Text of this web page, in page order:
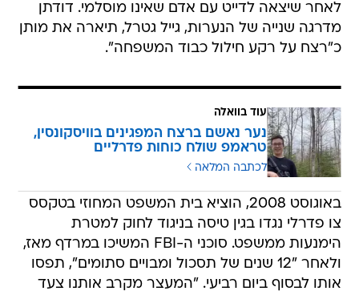
לאחר שיצאה לדייט עם אדם שאינו מוסלמי. דודתן
מדרגה שנייה של הנערות, גייל גטרל, תיארה את מותן
כ"רצח על רקע חילול כבוד המשפחה".
עוד בוואלה
נער נאשם ברצח המפגינים בוויסקונסין,
טראמפ שולח כוחות פדרליים
לכתבה המלאה
באוגוסט 2008, הוציא בית המשפט המחוזי בטקסס
צו פדרלי נגדו בגין טיסה בניגוד לחוק למטרת
הימנעות ממשפט. סוכני ה-FBI המשיכו במרדף מאז,
ולאחר "12 שנים של תסכול ומבויים סתומים", תפסו
אותו לבסוף ביום רביעי. "המעצר מקרב אותנו צעד